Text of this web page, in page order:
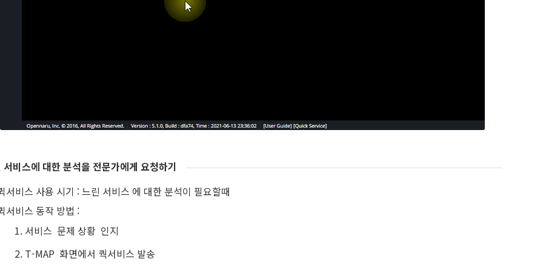
서비스에 대한 분석을 전문가에게 요청하기
서비스 사용 시기 : 느린 서비스 에 대한 분석이 필요할때
서비스 동작 방법 :
서비스 문제 상황 인지
T-MAP 화면에서 쿽서비스 발송